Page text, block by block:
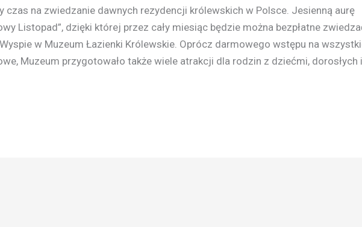
czas na zwiedzanie dawnych rezydencji królewskich w Polsce. Jesienną aurę
Listopad”, dzięki której przez cały miesiąc będzie można bezpłatne
Wyspie w Muzeum Łazienki Królewskie. Oprócz darmowego wstępu na
Muzeum przygotowało także wiele atrakcji dla rodzin z dziećmi, dorosłych i